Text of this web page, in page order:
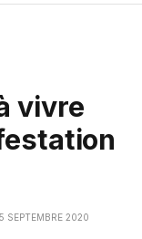
vivre
5 SEPTEMBRE 2020